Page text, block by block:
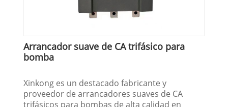
Arrancador suave de CA trifásico para
bomba
Xinkong es un destacado fabricante y
proveedor de arrancadores suaves de CA
trifásicos para bombas de alta calidad en